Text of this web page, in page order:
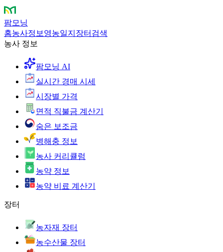
팜모닝
홈농사정보 영농일지 장터 검색
농사 정보
팜모닝 AI
실시간 경매 시세
시장별 가격
면적 직불금 계산기
숨은 보조금
병해충 정보
농사 커리큘럼
농약 정보
농약 비료 계산기
장터
농자재 장터
농수산물 장터